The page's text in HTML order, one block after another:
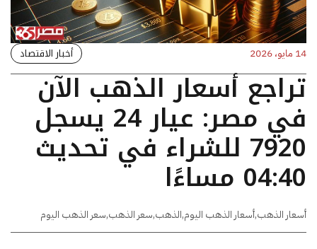
14 مايو، 2026 أخبار الاقتصاد
تراجع أسعار الذهب الآن
في مصر: عيار 24 يسجل
7920 للشراء في تحديث
04:40 مساءًا
أسعار الذهب,أسعار الذهب اليوم,الذهب,سعر الذهب,سعر الذهب اليوم